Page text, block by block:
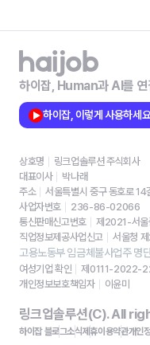
하이잡, Human과 AI를 연
하이잡, 이렇게 사용하세
상호명
링크업솔루션 주식회사
대표이사
박나래
주소
서울특별시 중구 동호로
사업자번호
236-86-02066
통신판매신고번호
제2021-서
직업정보제공사업신고
서울청
고용노동부 임금체불사업주 명
여성기업 확인
제0111-2022-
개인정보보호책임자
이윤미
링크업솔루션(C). All
하이잡 블로그소식제휴이용약관개인